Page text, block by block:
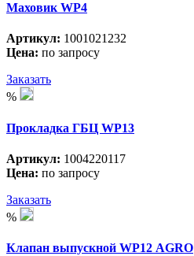
Маховик WP4
Артикул: 1001021232
Цена: по запросу
Заказать
%
Прокладка ГБЦ WP13
Артикул: 1004220117
Цена: по запросу
Заказать
%
Клапан выпускной WP12 АGRO